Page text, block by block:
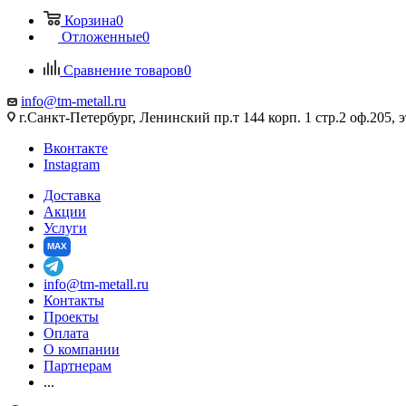
Корзина0
Отложенные0
Сравнение товаров0
info@tm-metall.ru
г.Санкт-Петербург, Ленинский пр.т 144 корп. 1 стр.2 оф.205,
Вконтакте
Instagram
Доставка
Акции
Услуги
MAX
info@tm-metall.ru
Контакты
Проекты
Оплата
О компании
Партнерам
...